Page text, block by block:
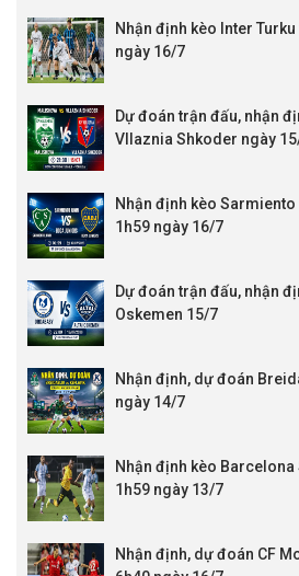
Nhận định kèo Inter
ngày 16/7
Dự đoán trận đấu, nhận
Vllaznia Shkoder ngày
Nhận định kèo
1h59 ngày 16/7
Dự đoán trận đấu, nhận
Oskemen 15/7
Nhận định, dự đoán
ngày 14/7
Nhận định kèo Barcelona
1h59 ngày 13/7
Nhận định, dự đoán CF